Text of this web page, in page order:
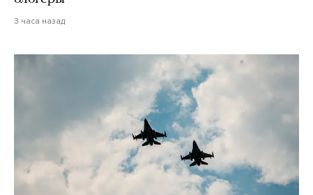
3 часа назад